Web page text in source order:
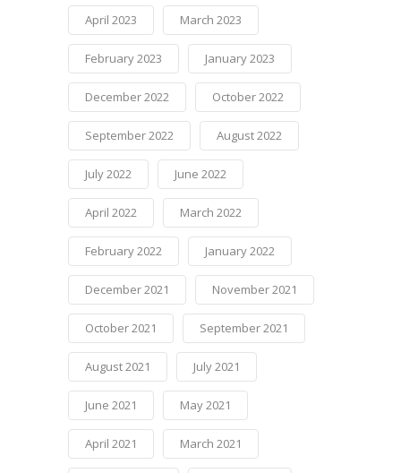
April 2023 March 2023
February 2023 January 2023
December 2022 October 2022
September 2022 August 2022
July 2022 June 2022
April 2022 March 2022
February 2022 January 2022
December 2021 November 2021
October 2021 September 2021
August 2021 July 2021
June 2021 May 2021
April 2021 March 2021